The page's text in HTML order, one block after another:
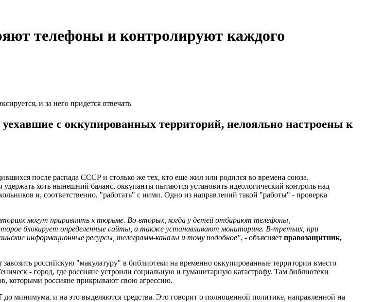
телефоны и контролируют каждого
и за него придется отвечать
с оккупированных территорий, нелояльно настроены к
после распада СССР и столько же тех, кто еще жил или родился во времена союза.
хоть нынешний баланс, оккупанты пытаются установить идеологический контроль над
и, соответственно, "работать" с ними. Одно из направлений такой "работы" - проверка
могут приравнять к тюрьме. Во-вторых, когда у детей отбирают телефоны,
блокирует определенные сайты, а также устанавливают мониторинг. В-третьих, при
информационные ресурсы, телеграмм-каналы и тому подобное", - объясняет правозащитник,
завозить российскую "макулатуру" в библиотеки на временно оккупированные территории вместо
- город, где россияне устроили социальную и гуманитарную катастрофу. Там библиотеки
которыми россияне прикрывают свою агрессию.
минимума, и на это выделяются средства. Это говорит о полноценной политике, направленной на